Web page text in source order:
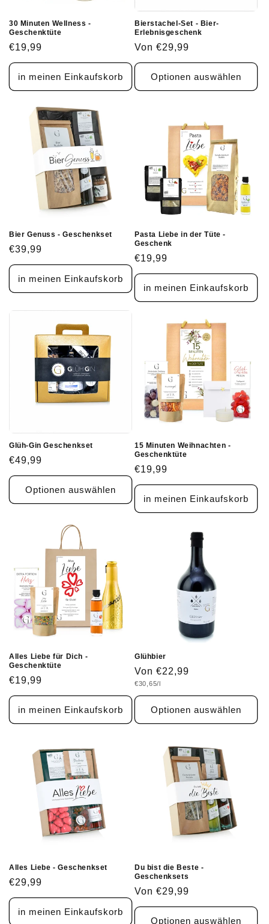
30 Minuten Wellness -
Geschenktüte
Normaler
Preis
€19,99
in meinen Einkaufskorb
Bierstachel-Set - Bier-
Erlebnisgeschenk
Normaler
Preis
Von €29,99
Optionen auswählen
Bier Genuss - Geschenkset
Normaler
Preis
€39,99
in meinen Einkaufskorb
Pasta Liebe in der Tüte -
Geschenk
Normaler
Preis
€19,99
in meinen Einkaufskorb
Glüh-Gin Geschenkset
Normaler
Preis
€49,99
Optionen auswählen
15 Minuten Weihnachten -
Geschenktüte
Normaler
Preis
€19,99
in meinen Einkaufskorb
Alles Liebe für Dich -
Geschenktüte
Normaler
Preis
€19,99
in meinen Einkaufskorb
Glühbier
Normaler
Preis
Von €22,99
Grundpreis
€30,65/l
Optionen auswählen
Alles Liebe - Geschenkset
Normaler
Preis
€29,99
in meinen Einkaufskorb
Du bist die Beste -
Geschenksets
Normaler
Preis
Von €29,99
Optionen auswählen